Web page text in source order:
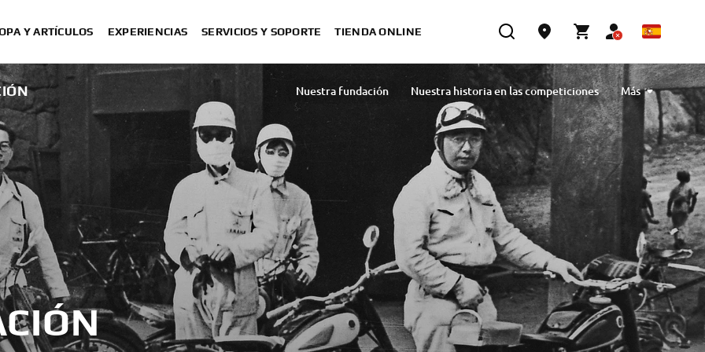
Y ARTÍCULOS EXPERIENCIAS SERVICIOS Y SOPORTE TIENDA ONLINE
Nuestra fundación
Nuestra historia en las competiciones
Yamaha en Europa - Yamaha Motor Europe
Productos icónicos de la UE
Más